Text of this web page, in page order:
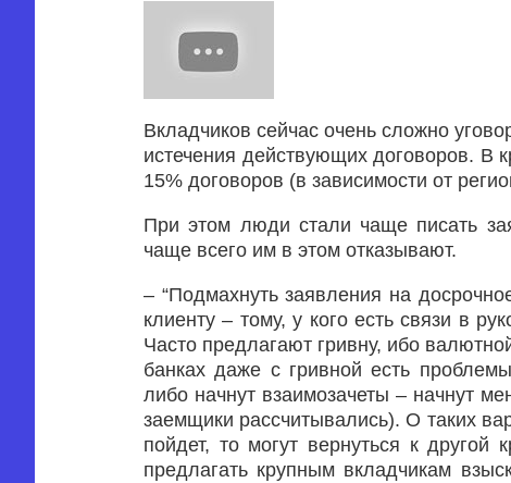
Вкладчиков сейчас очень сложно
истечения действующих договоров. В
15% договоров (в зависимости от
При этом люди стали чаще писать
чаще всего им в этом отказывают.
– “Подмахнуть заявления на
клиенту – тому, у кого есть связи в
Часто предлагают гривну, ибо
банках даже с гривной есть
либо начнут взаимозачеты – начнут
заемщики рассчитывались). О таких
пойдет, то могут вернуться к другой
предлагать крупным вкладчикам